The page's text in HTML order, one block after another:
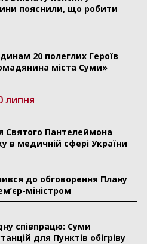
пояснили, що робити
20 полеглих Героїв
міста Суми»
липня
Святого Пантелеймона
в медичній сфері України
до обговорення Плану
міністром
співпрацю: Суми
для Пунктів обігріву